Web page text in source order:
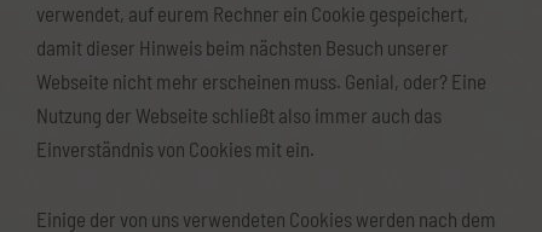
verwendet, auf eurem Rechner ein Cookie gespeichert,
damit dieser Hinweis beim nächsten Besuch unserer
Webseite nicht mehr erscheinen muss. Genial, oder? Eine
Nutzung der Webseite schließt also immer auch das
Einverständnis von Cookies mit ein.
Einige der von uns verwendeten Cookies werden nach dem